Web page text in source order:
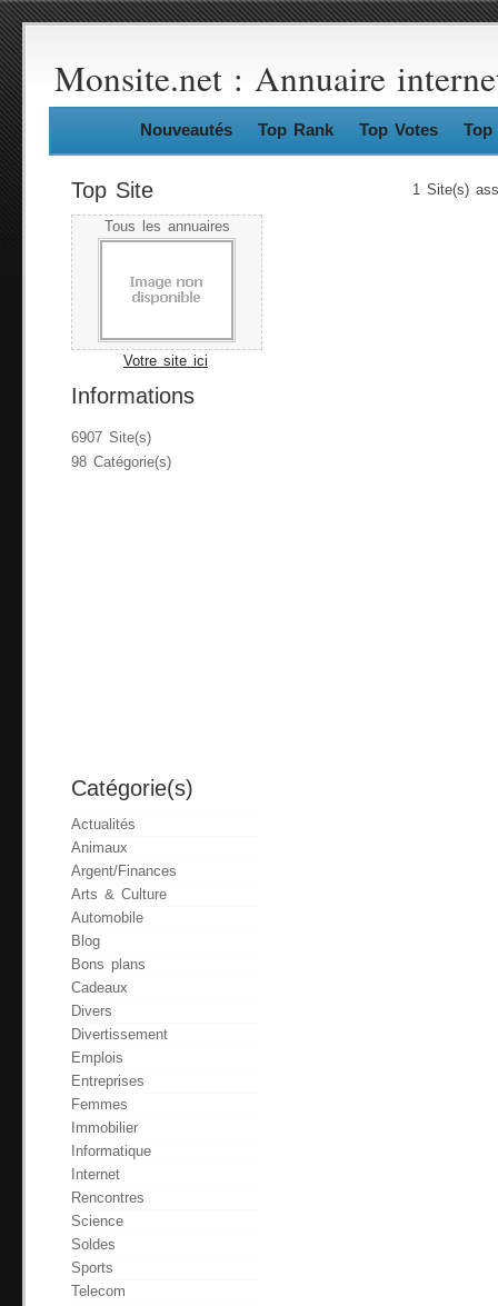
Monsite.net : Annuaire
Nouveautés Top Rank Top Votes Top
Top Site
Tous les annuaires
Votre site ici
Informations
6907 Site(s)
98 Catégorie(s)
Catégorie(s)
Actualités
Animaux
Argent/Finances
Arts & Culture
Automobile
Blog
Bons plans
Cadeaux
Divers
Divertissement
Emplois
Entreprises
Femmes
Immobilier
Informatique
Internet
Rencontres
Science
Soldes
Sports
Telecom
1 Site(s)